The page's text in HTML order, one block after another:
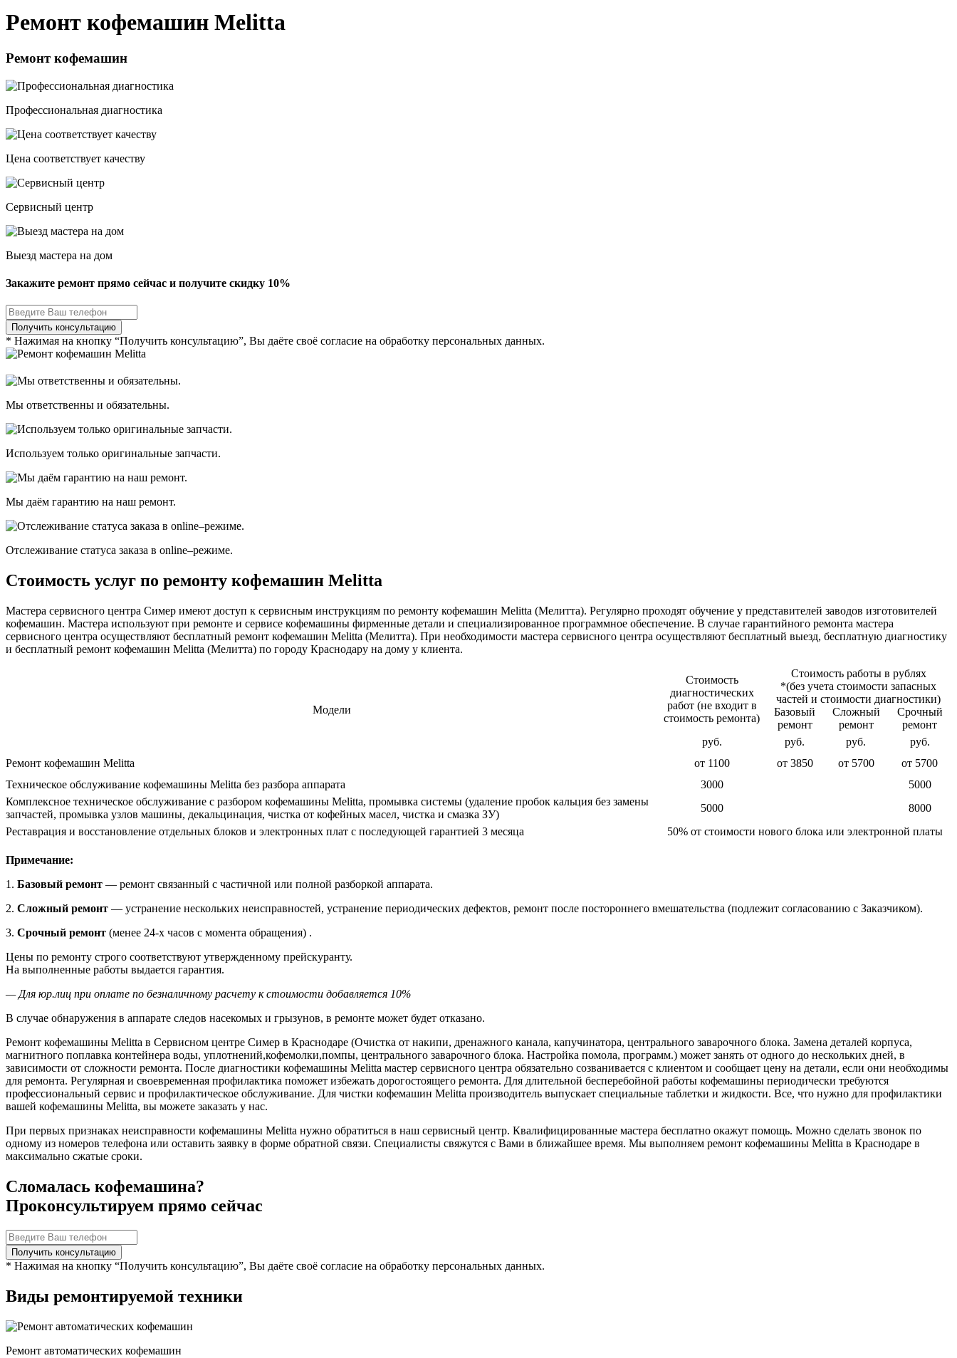
Ремонт кофемашин Melitta
Ремонт кофемашин
Профессиональная диагностика
Цена соответствует качеству
Сервисный центр
Выезд мастера на дом
Закажите ремонт прямо сейчас и получите скидку 10%
* Нажимая на кнопку “Получить консультацию”, Вы даёте своё согласие на обработку персональных данных.
Мы ответственны и обязательны.
Используем только оригинальные запчасти.
Мы даём гарантию на наш ремонт.
Отслеживание статуса заказа в оnline–режиме.
Стоимость услуг по ремонту кофемашин Melitta
Мастера сервисного центра Симер имеют доступ к сервисным инструкциям по ремонту кофемашин Melitta (Мелитта). Регулярно проходят обучение у представителей заводов изготовителей
кофемашин. Мастера используют при ремонте и сервисе кофемашины фирменные детали и специализированное программное обеспечение. В случае гарантийного ремонта мастера
сервисного центра осуществляют бесплатный ремонт кофемашин Melitta (Мелитта). При необходимости мастера сервисного центра осуществляют бесплатный выезд, бесплатную диагностику
и бесплатный ремонт кофемашин Melitta (Мелитта) по городу Краснодару на дому у клиента.
Модели
Стоимость
диагностичеcких
работ (не входит в
стоимость ремонта)
Стоимость работы в рублях
*(без учета стоимости запасных
частей и стоимости диагностики)
Базовый
ремонт
Сложный
ремонт
Срочный
ремонт
руб.
руб. руб.
руб.
Ремонт кофемашин Melitta
от 1100 от 3850 от 5700
от 5700
Техническое обслуживание кофемашины Melitta без разбора аппарата
3000
5000
Комплексное техническое обслуживание с разбором кофемашины Melitta, промывка системы (удаление пробок кальция без замены
запчастей, промывка узлов машины, декальцинация, чистка от кофейных масел, чистка и смазка ЗУ)
5000
8000
Реставрация и восстановление отдельных блоков и электронных плат с последующей гарантией 3 месяца
50% от стоимости нового блока или электронной платы
Примечание:
1. Базовый ремонт — ремонт связанный с частичной или полной разборкой аппарата.
2. Сложный ремонт — устранение нескольких неисправностей, устранение периодических дефектов, ремонт после постороннего вмешательства (подлежит согласованию с Заказчиком).
3. Срочный ремонт (менее 24-х часов с момента обращения) .
Цены по ремонту строго соответствуют утвержденному прейскуранту.
На выполненные работы выдается гарантия.
— Для юр.лиц при оплате по безналичному расчету к стоимости добавляется 10%
В случае обнаружения в аппарате следов насекомых и грызунов, в ремонте может будет отказано.
Ремонт кофемашины Melitta в Сервисном центре Симер в Краснодаре (Очистка от накипи, дренажного канала, капучинатора, центрального заварочного блока. Замена деталей корпуса,
магнитного поплавка контейнера воды, уплотнений,кофемолки,помпы, центрального заварочного блока. Настройка помола, программ.) может занять от одного до нескольких дней, в
зависимости от сложности ремонта. После диагностики кофемашины Melitta мастер сервисного центра обязательно созванивается с клиентом и сообщает цену на детали, если они необходимы
для ремонта. Регулярная и своевременная профилактика поможет избежать дорогостоящего ремонта. Для длительной бесперебойной работы кофемашины периодически требуются
профессиональный сервис и профилактическое обслуживание. Для чистки кофемашин Melitta производитель выпускает специальные таблетки и жидкости. Все, что нужно для профилактики
вашей кофемашины Melitta, вы можете заказать у нас.
При первых признаках неисправности кофемашины Melitta нужно обратиться в наш сервисный центр. Квалифицированные мастера бесплатно окажут помощь. Можно сделать звонок по
одному из номеров телефона или оставить заявку в форме обратной связи. Специалисты свяжутся с Вами в ближайшее время. Мы выполняем ремонт кофемашины Melitta в Краснодаре в
максимально сжатые сроки.
Сломалась кофемашина?
Проконсультируем прямо сейчас
* Нажимая на кнопку “Получить консультацию”, Вы даёте своё согласие на обработку персональных данных.
Виды ремонтируемой техники
Ремонт автоматических кофемашин